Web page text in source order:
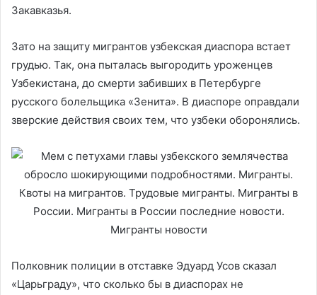
Закавказья.
Зато на защиту мигрантов узбекская диаспора встает
грудью. Так, она пыталась выгородить уроженцев
Узбекистана, до смерти забивших в Петербурге
русского болельщика «Зенита». В диаспоре оправдали
зверские действия своих тем, что узбеки оборонялись.
Полковник полиции в отставке Эдуард Усов сказал
«Царьграду», что сколько бы в диаспорах не